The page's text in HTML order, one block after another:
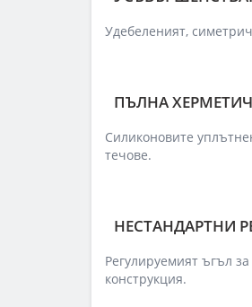
Удебеленият,
ПЪЛНА
Силиконовите
течове.
НЕСТАНДАРТНИ
Регулируемият ъгъл
конструкция.